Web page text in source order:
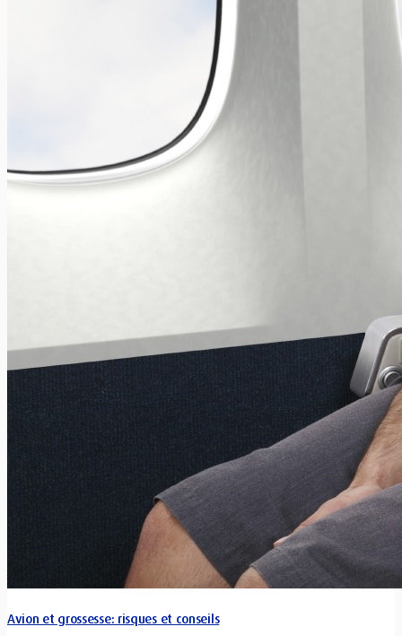
Avion et grossesse: risques et conseils